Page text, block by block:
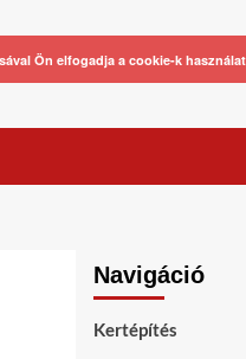
Navigáció
Kertépítés
Ön elfogadja a cookie-k